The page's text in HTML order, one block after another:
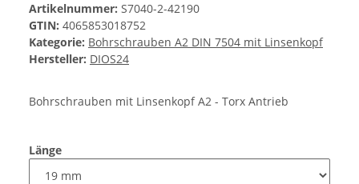
Artikelnummer: S7040-2-42190
GTIN: 4065853018752
Kategorie: Bohrschrauben A2 DIN 7504 mit Linsenkopf
Hersteller: DIOS24
Bohrschrauben mit Linsenkopf A2 - Torx Antrieb
Länge